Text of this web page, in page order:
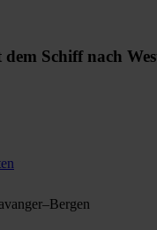
Schiff nach